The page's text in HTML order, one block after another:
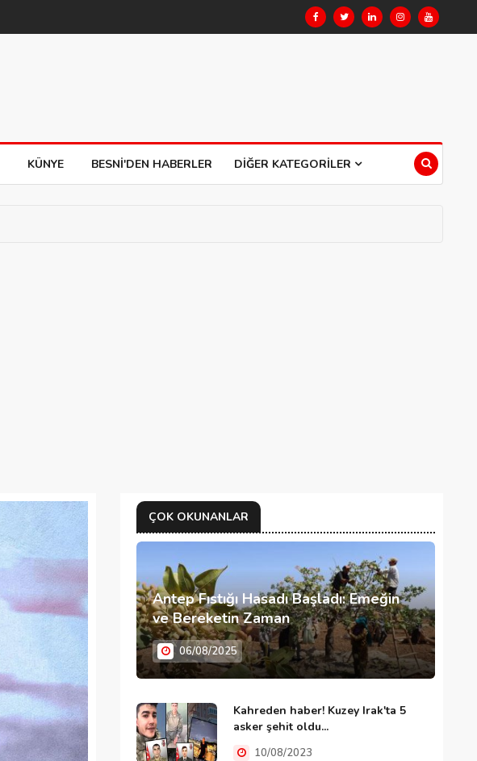
KÜNYE BESNI'DEN HABERLER DIĞER KATEGORILER
ÇOK OKUNANLAR
Antep Fıstığı Hasadı Başladı: Emeğin
ve Bereketin Zaman
06/08/2025
Kahreden haber! Kuzey Irak'ta 5
asker şehit oldu...
10/08/2023